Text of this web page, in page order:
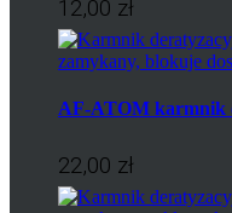
12,00 zł
AF-ATOM karmnik
22,00 zł